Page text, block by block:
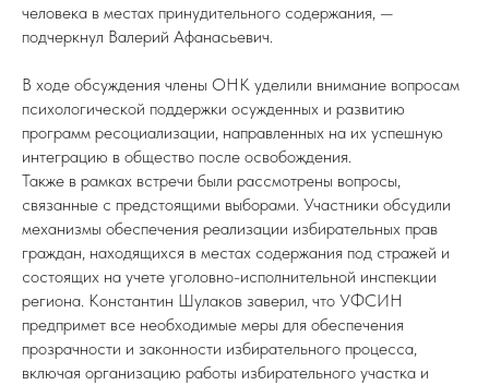
человека в местах принудительного содержания, —
подчеркнул Валерий Афанасьевич.
В ходе обсуждения члены ОНК уделили внимание вопросам
психологической поддержки осужденных и развитию
программ ресоциализации, направленных на их успешную
интеграцию в общество после освобождения.
Также в рамках встречи были рассмотрены вопросы,
связанные с предстоящими выборами. Участники обсудили
механизмы обеспечения реализации избирательных прав
граждан, находящихся в местах содержания под стражей и
состоящих на учете уголовно-исполнительной инспекции
региона. Константин Шулаков заверил, что УФСИН
предпримет все необходимые меры для обеспечения
прозрачности и законности избирательного процесса,
включая организацию работы избирательного участка и